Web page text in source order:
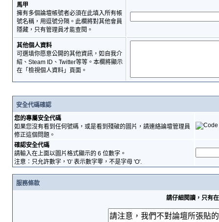
馬甲
擁有多個論壇帳號者必須在此填入所有帳
號名稱，用逗號分隔。此欄將對其他會員
隱藏，只有管理員才能查閱。
其他個人資料
可選填你愿意公開的其他資訊，如自我介
紹、Steam ID、Twitter等等。本欄將顯示
在「檢視個人資料」頁面。
安全代碼確認
您的專屬安全代碼
如果您沒有看到任何號碼，或是看到殘破的圖片，請連絡論壇管理員
修正這個問題。
確認安全代碼
請輸入在上面以圖片格式顯示的 6 位數字。
注意：只允許數字，'0' 表示數字零，不是字母 'O'.
服務條款
請仔細閱讀，只有